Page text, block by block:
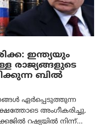
ഇന്ത്യയും
രാജ്യങ്ങളുടെ
ബിൽ
ഏർപ്പെടുത്തുന്ന
അംഗീകരിച്ചു.
റഷ്യയിൽ നിന്ന്...